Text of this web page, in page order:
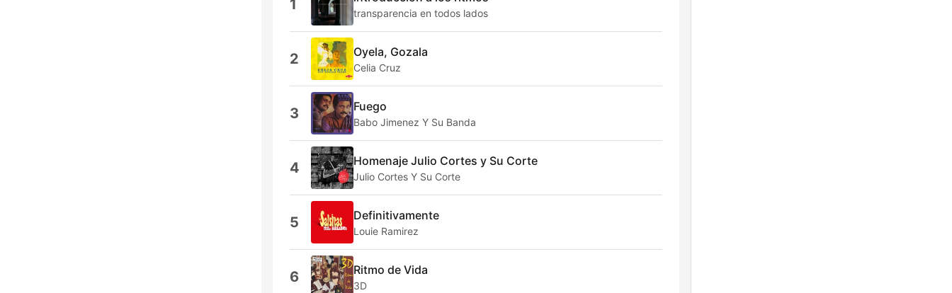
1 transparencia en todos lados
2 Oyela, Gozala
Celia Cruz
3 Fuego
Babo Jimenez Y Su Banda
4 Homenaje Julio Cortes y Su Corte
Julio Cortes Y Su Corte
5 Definitivamente
Louie Ramirez
6 Ritmo de Vida
3D